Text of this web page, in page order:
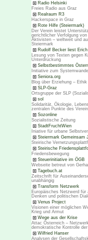
Radio Helsinki
Freies Radio aus Graz
Realraum R3
Hackerspace in Graz
Rote Hilfe (Steiermark)
Der Verein leistet
gerichtlicher Verfolgung
Aktivisten – weltweit und
Steiermark
Rudolf Becker liest Erich
Lesung von Texten gegen
Unterdrückung
Selbstbestimmtes
Initiative zum Systemwandel
Seniora.org
Blog über Erziehung –
SLP-Graz
Ortsgruppe der SLP
sol
Solidarität, Ökologie,
zentralen Punkte des
Sozonline
Sozialistische Zeitung
StadtFruchtWien
Iniative für urbane
Steiermark Gemeinsam
Steirische
Steirische
Friedensbewegung
Steuerinitiative im ÖGB
Webseite betreut von
Tagebuch.at
Zeitschrift für
unabhängig
Transform Netzwerk
Europäisches Netzwerd für
Denken und politischen
Venus Project
Visionen einer möglichen
Krieg und Armut
Wege aus der Krise
Attac Österreich –
demokratische Kontrolle
Wilfried Hanser
Analysen der